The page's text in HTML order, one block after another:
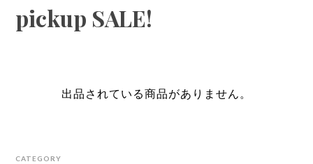
pickup SALE!
出品されている商品がありません。
CATEGORY